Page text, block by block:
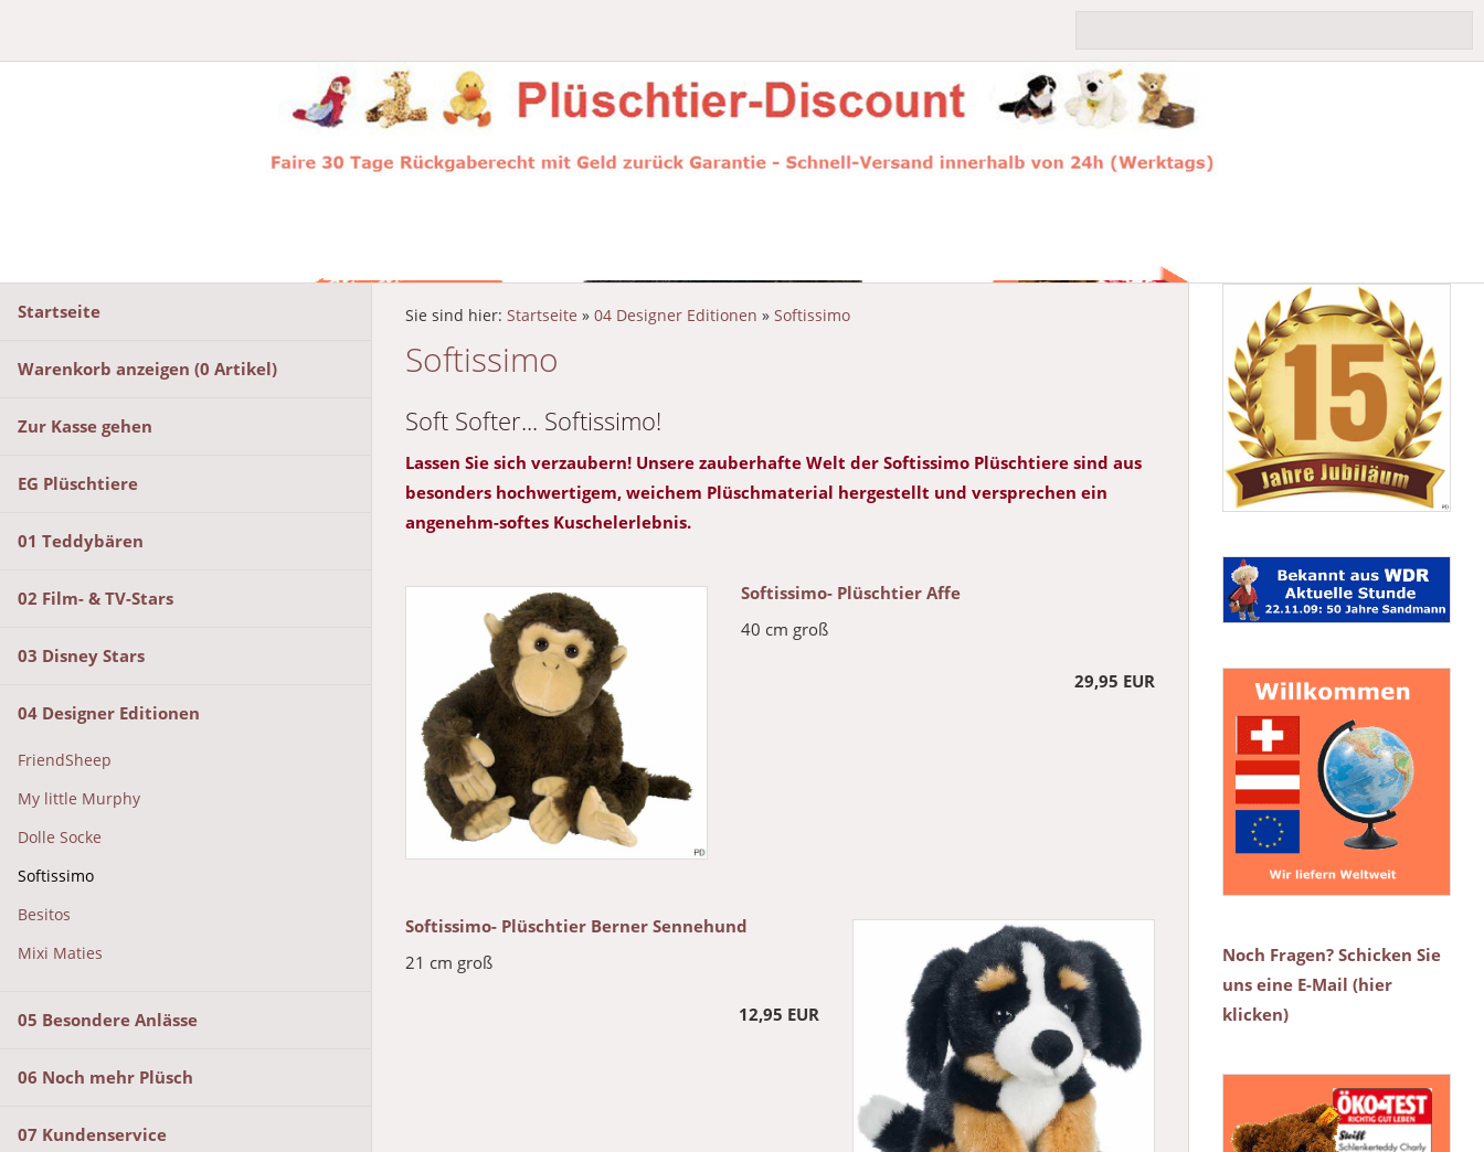
Startseite
Warenkorb anzeigen (0 Artikel)
Zur Kasse gehen
EG Plüschtiere
01 Teddybären
02 Film- & TV-Stars
03 Disney Stars
04 Designer Editionen
FriendSheep
My little Murphy
Dolle Socke
Softissimo
Besitos
Mixi Maties
05 Besondere Anlässe
06 Noch mehr Plüsch
07 Kundenservice
Sie sind hier: Startseite » 04 Designer Editionen » Softissimo
Softissimo
Soft Softer... Softissimo!
Lassen Sie sich verzaubern! Unsere zauberhafte Welt der Softissimo Plüschtiere sind aus
besonders hochwertigem, weichem Plüschmaterial hergestellt und versprechen ein
angenehm-softes Kuschelerlebnis.
Softissimo- Plüschtier Affe
40 cm groß
29,95 EUR
Softissimo- Plüschtier Berner Sennehund
21 cm groß
12,95 EUR
Noch Fragen? Schicken Sie
uns eine E-Mail (hier
klicken)